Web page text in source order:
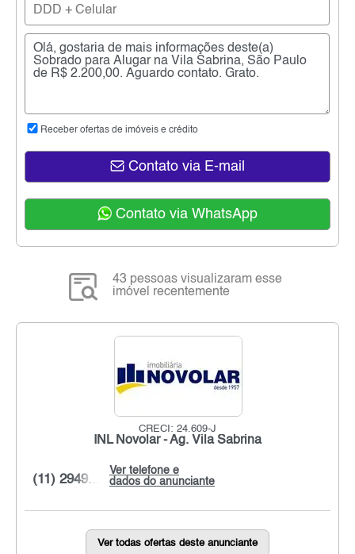
Receber ofertas de imóveis e crédito
Contato via E-mail
Contato via WhatsApp
43 pessoas visualizaram esse
imóvel recentemente
CRECI: 24.609-J
INL Novolar - Ag. Vila Sabrina
Ver telefone e
dados do anunciante
(11) 2949...
Ver todas ofertas deste anunciante